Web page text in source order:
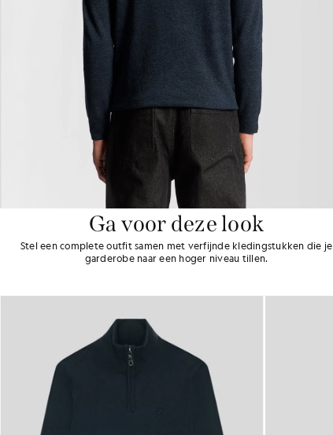
Ga voor deze look
Stel een complete outfit samen met verfijnde kledingstukken die je
garderobe naar een hoger niveau tillen.